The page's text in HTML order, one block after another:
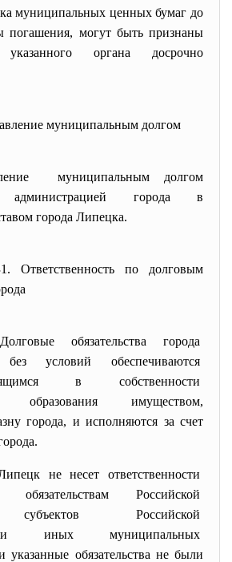
муниципальных ценных бумаг до
погашения, могут быть признаны
органа досрочно
муниципальным долгом
муниципальным долгом
администрацией города в
города Липецка.
Ответственность по долговым
обязательства города
без условий обеспечиваются
в собственности
образования имуществом,
города, и исполняются за счет
не несетответственности
Российской
субъектов Российской
и иных муниципальных
указанные обязательства не были